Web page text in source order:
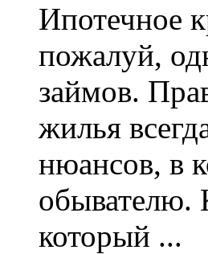
Ипотечное
пожалуй,
займов.
жилья
нюансов, в
обывателю.
который ...